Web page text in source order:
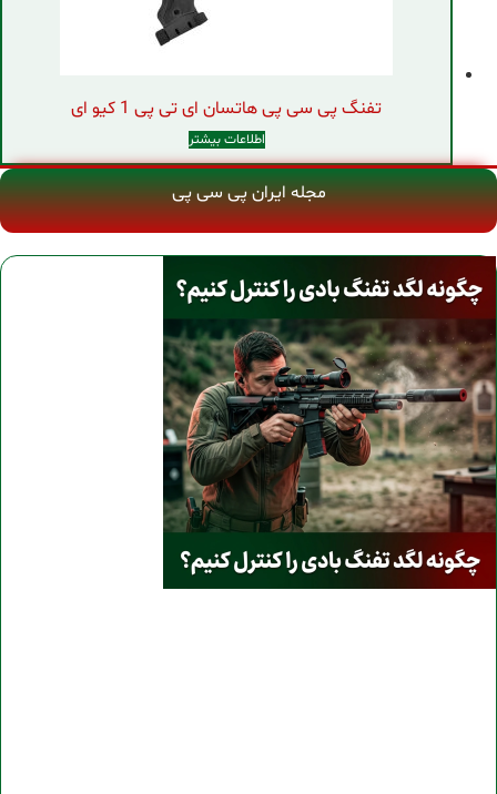
تفنگ پی سی پی هاتسان ای تی پی 1 کیو ای
اطلاعات بیشتر
مجله ایران پی سی پی